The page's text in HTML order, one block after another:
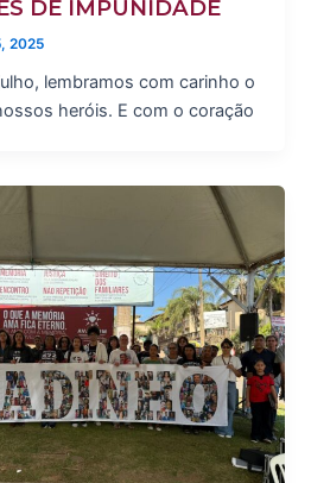
DE IMPUNIDADE
2025
lembramos com carinho o
heróis. E com o coração